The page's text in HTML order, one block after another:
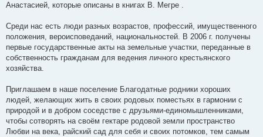
Анастасией, которые описаны в книгах В. Мегре .
Среди нас есть люди разных возрастов, профессий, имущественного
положения, вероисповеданий, национальностей. В 2006 г. получены
первые государственные акты на земельные участки, переданные в
собственность гражданам для ведения личного крестьянского
хозяйства.
Приглашаем в наше поселение Благодатные родники хороших
людей, желающих жить в своих родовых поместьях в гармонии с
природой и в добром соседстве с друзьями-единомышленниками,
чтобы сотворять на своём гектаре родовой земли пространство
Любви на века, райский сад для себя и своих потомков, тем самым